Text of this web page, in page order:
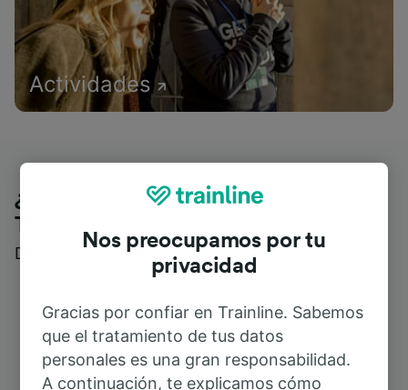
Actividades
¿Qué piensan nuestros clientes de
Trainline?
Descubre reseñas reales de nuestros viajeros
Nos preocupamos por tu
privacidad
Gracias por confiar en Trainline. Sabemos
que el tratamiento de tus datos
personales es una gran responsabilidad.
A continuación, te explicamos cómo